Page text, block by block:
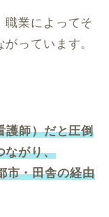
職業によってそ
っています。
師）だと圧倒
ながり、
市・田舎の経由